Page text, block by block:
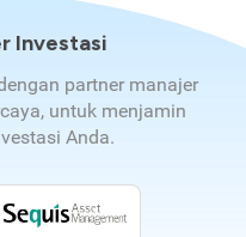
Investasi
partner manajer
untuk menjamin
Anda.